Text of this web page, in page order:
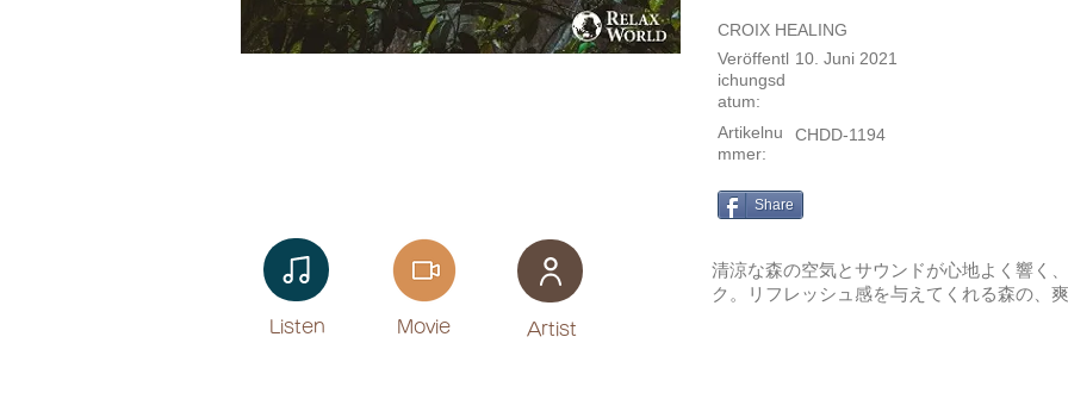
Listen​ Movie ​Artist
CROIX HEALING
10. Juni 2021
Veröffentl
ichungsd
atum:
Artikelnu
mmer:
CHDD-1194
Share
清涼な森の空気とサウンドが心地よく響く
ク。リフレッシュ感を与えてくれる森の、